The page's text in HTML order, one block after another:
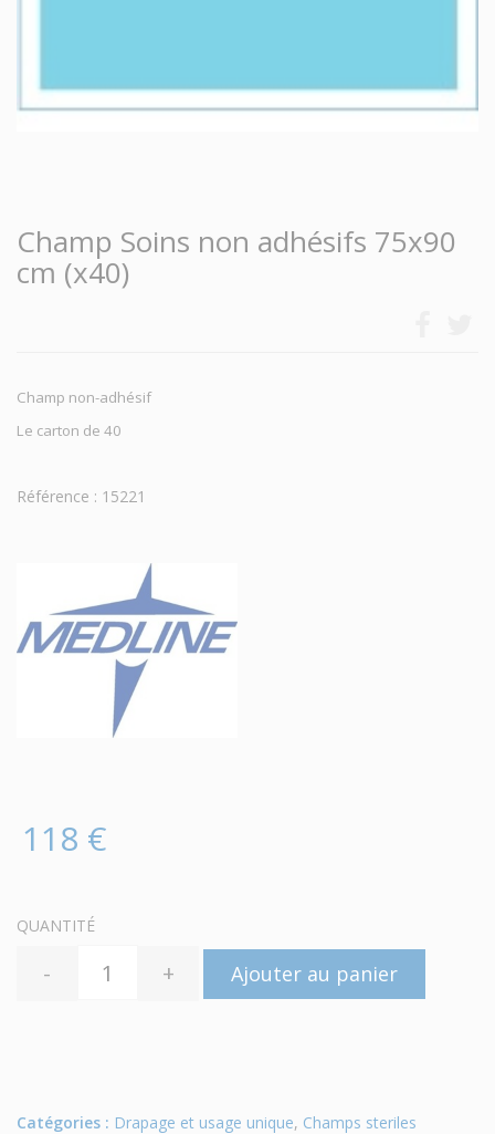
Champ Soins non adhésifs 75x90
cm (x40)
Champ non-adhésif
Le carton de 40
Référence : 15221
118 €
QUANTITÉ
- + Ajouter au panier
Catégories : Drapage et usage unique, Champs steriles